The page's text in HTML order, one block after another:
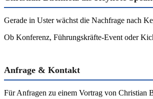
Gerade in Uster wächst die Nachfrage nach
Ob Konferenz, Führungskräfte-Event oder
Anfrage & Kontakt
Für Anfragen zu einem Vortrag von Christian